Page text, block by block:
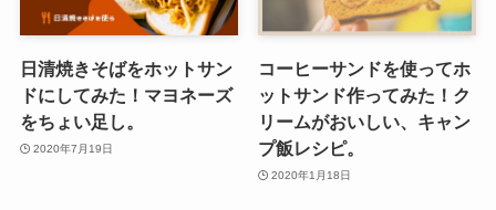
日清焼きそばをホットサン
ドにしてみた！マヨネーズ
をちょい足し。
2020年7月19日
コーヒーサンドを使ってホ
ットサンド作ってみた！ク
リームがおいしい、キャン
プ飯レシピ。
2020年1月18日